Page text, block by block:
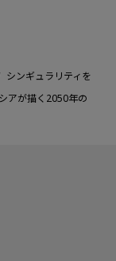
シンギュラリティを
アが描く2050年の